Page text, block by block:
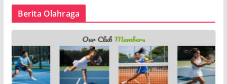
Berita Olahraga